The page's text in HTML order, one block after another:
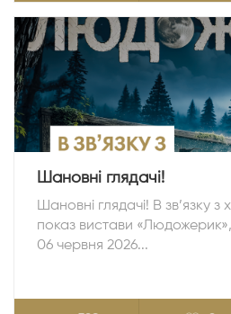
Шановні глядачі!
Шановні глядачі! В зв’язку
показ вистави
06 червня 2026...